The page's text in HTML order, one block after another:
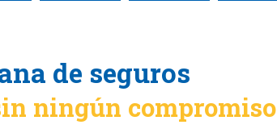
de seguros
ningún compromiso